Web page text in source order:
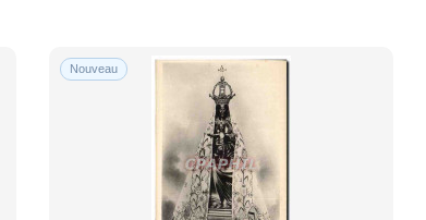
Nouveau